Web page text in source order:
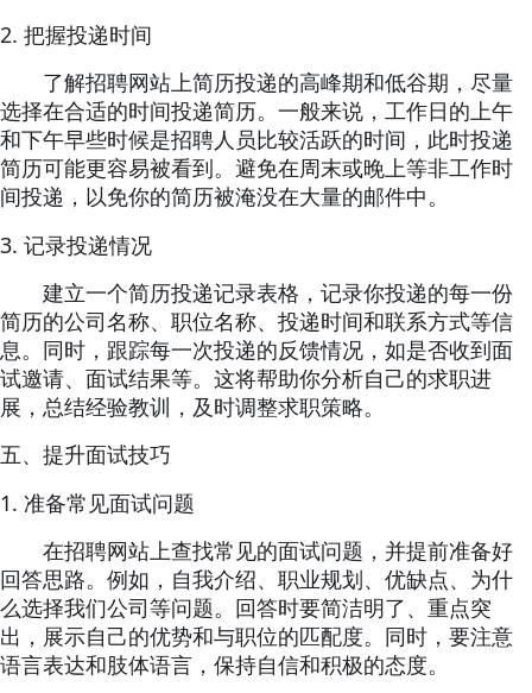
2. 把握投递时间
了解招聘网站上简历投递的高峰期和低谷期，尽量
选择在合适的时间投递简历。一般来说，工作日的上午
和下午早些时候是招聘人员比较活跃的时间，此时投递
简历可能更容易被看到。避免在周末或晚上等非工作时
间投递，以免你的简历被淹没在大量的邮件中。
3. 记录投递情况
建立一个简历投递记录表格，记录你投递的每一份
简历的公司名称、职位名称、投递时间和联系方式等信
息。同时，跟踪每一次投递的反馈情况，如是否收到面
试邀请、面试结果等。这将帮助你分析自己的求职进
展，总结经验教训，及时调整求职策略。
五、提升面试技巧
1. 准备常见面试问题
在招聘网站上查找常见的面试问题，并提前准备好
回答思路。例如，自我介绍、职业规划、优缺点、为什
么选择我们公司等问题。回答时要简洁明了、重点突
出，展示自己的优势和与职位的匹配度。同时，要注意
语言表达和肢体语言，保持自信和积极的态度。